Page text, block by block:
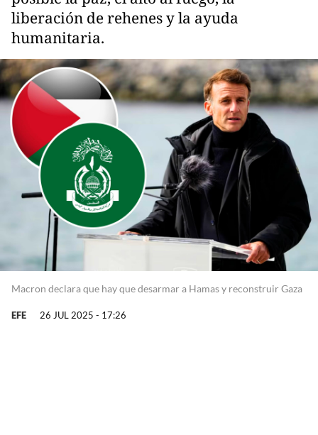
liberación de rehenes y la ayuda
humanitaria.
Macron declara que hay que desarmar a Hamas y reconstruir Gaza
EFE 26 JUL 2025 - 17:26